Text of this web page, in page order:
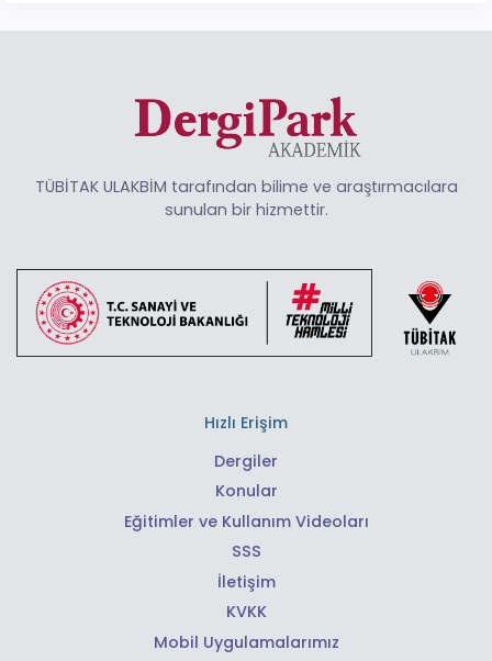
TÜBİTAK ULAKBİM tarafından bilime ve araştırmacılara
sunulan bir hizmettir.
Hızlı Erişim
Dergiler
Konular
Eğitimler ve Kullanım Videoları
SSS
İletişim
KVKK
Mobil Uygulamalarımız